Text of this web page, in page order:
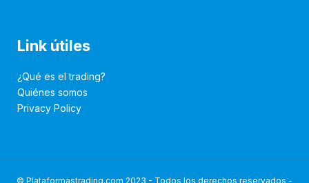
Link útiles
¿Qué es el trading?
Quiénes somos
Privacy Policy
© Plataformastrading.com 2023 - Todos los derechos reservados -